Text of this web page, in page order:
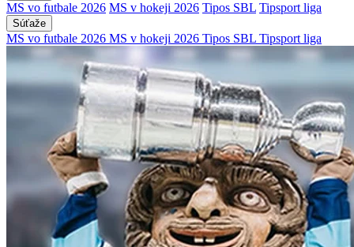
MS vo futbale 2026 MS v hokeji 2026 Tipos SBL Tipsport liga
Súťaže
MS vo futbale 2026 MS v hokeji 2026 Tipos SBL Tipsport liga